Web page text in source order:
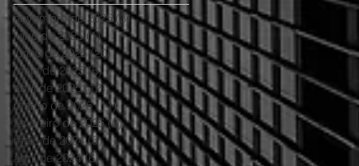
novembro de 2025 (3)3 posts
julho de 2025 (1)1 post
junho de 2025 (20)20 posts
maio de 2025 (6)6 posts
abril de 2025 (12)12 posts
março de 2025 (11)11 posts
fevereiro de 2025 (6)6 posts
maio de 2024 (5)5 posts
abril de 2024 (6)6 posts